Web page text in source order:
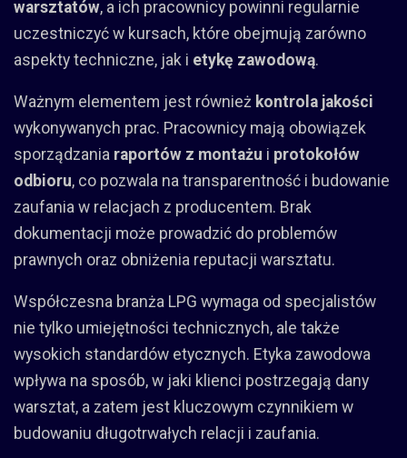
warsztatów, a ich pracownicy powinni regularnie
uczestniczyć w kursach, które obejmują zarówno
aspekty techniczne, jak i etykę zawodową.
Ważnym elementem jest również kontrola jakości
wykonywanych prac. Pracownicy mają obowiązek
sporządzania raportów z montażu i protokołów
odbioru, co pozwala na transparentność i budowanie
zaufania w relacjach z producentem. Brak
dokumentacji może prowadzić do problemów
prawnych oraz obniżenia reputacji warsztatu.
Współczesna branża LPG wymaga od specjalistów
nie tylko umiejętności technicznych, ale także
wysokich standardów etycznych. Etyka zawodowa
wpływa na sposób, w jaki klienci postrzegają dany
warsztat, a zatem jest kluczowym czynnikiem w
budowaniu długotrwałych relacji i zaufania.